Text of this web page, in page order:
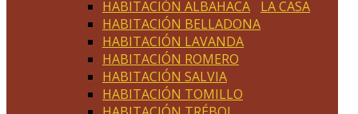
HABITACIÓN ALBAHACA
HABITACIÓN BELLADONA
HABITACIÓN LAVANDA
HABITACIÓN ROMERO
HABITACIÓN SALVIA
HABITACIÓN TOMILLO
LA CASA